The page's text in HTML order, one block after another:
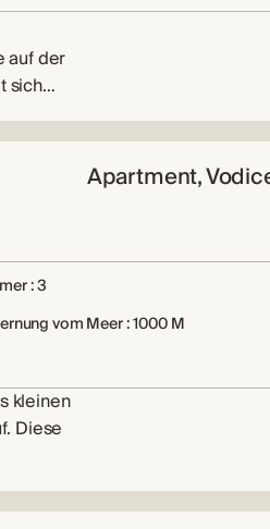
auf der
sich…
Apartment,
: 3
vom Meer : 1000 M
kleinen
Diese